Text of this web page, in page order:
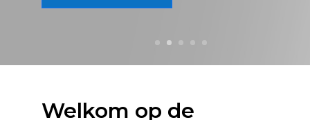
Welkom op de